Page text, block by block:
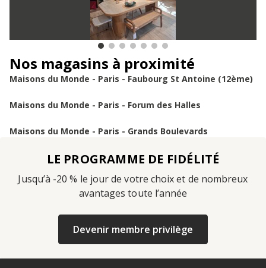
Nos magasins à proximité
Maisons du Monde - Paris - Faubourg St Antoine (12ème)
Maisons du Monde - Paris - Forum des Halles
Maisons du Monde - Paris - Grands Boulevards
LE PROGRAMME DE FIDÉLITÉ
Jusqu’à -20 % le jour de votre choix et de nombreux
avantages toute l’année
Devenir membre privilège